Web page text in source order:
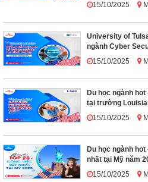
15/10/2025
University of
ngành Cyber
15/10/2025
Du học ngành
tại trường
15/10/2025
Du học ngành
nhất tại Mỹ năm
15/10/2025